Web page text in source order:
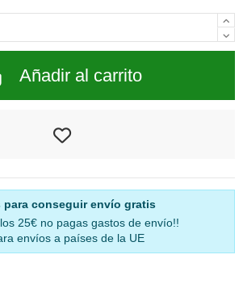
Añadir al carrito
conseguir envío gratis
25€ no pagas gastos de envío!!
envíos a países de la UE